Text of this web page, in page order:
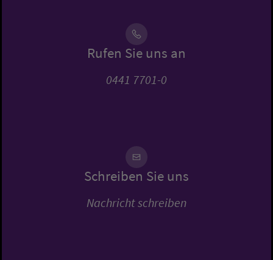
Rufen Sie uns an
0441 7701-0
Schreiben Sie uns
Nachricht schreiben